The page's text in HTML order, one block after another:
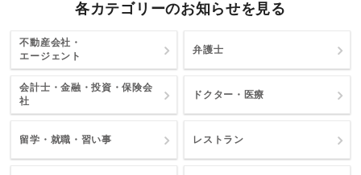
各カテゴリーのお知らせを見る
不動産会社・
エージェント
弁護士
会計士・金融・投資・保険会
社
ドクター・医療
留学・就職・習い事 レストラン